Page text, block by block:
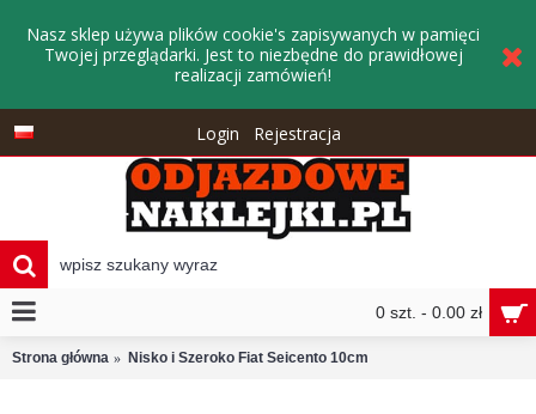
Nasz sklep używa plików cookie's zapisywanych w pamięci
Twojej przeglądarki. Jest to niezbędne do prawidłowej
realizacji zamówień!
Login Rejestracja
0 szt. - 0.00 zł
Strona główna Nisko i Szeroko Fiat Seicento 10cm